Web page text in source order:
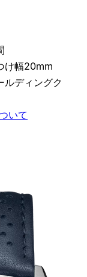
け幅20mm
ルディングク
いて